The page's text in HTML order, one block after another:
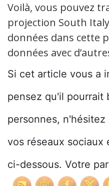
Voilà, vous pouvez
projection South
données dans cette
données avec
Si cet article vous a
pensez qu'il pourrait
personnes,
vos réseaux sociaux
ci-dessous. Votre